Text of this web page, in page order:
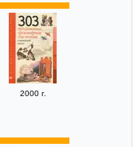
2000 г.